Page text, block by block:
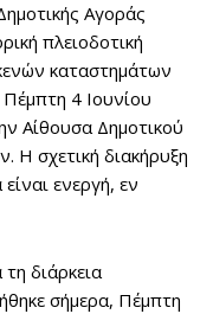
Αγοράς
πλειοδοτική
καταστημάτων
Πέμπτη 4 Ιουνίου
Αίθουσα Δημοτικού
Η σχετική διακήρυξη
ενεργή, εν
διάρκεια
σήμερα, Πέμπτη